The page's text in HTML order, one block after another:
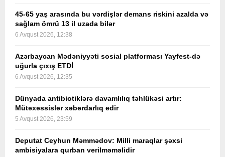
45-65 yaş arasında bu vərdişlər demans riskini azalda və
sağlam ömrü 13 il uzada bilər
6 Avqust 2026, 12:38
Azərbaycan Mədəniyyəti sosial platforması Yayfest-də
uğurla çıxış ETDİ
6 Avqust 2026, 12:35
Dünyada antibiotiklərə davamlılıq təhlükəsi artır:
Mütəxəssislər xəbərdarlıq edir
5 Avqust 2026, 23:59
Deputat Ceyhun Məmmədov: Milli maraqlar şəxsi
ambisiyalara qurban verilməməlidir